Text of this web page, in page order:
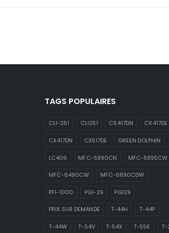
TAGS POPULAIRES
CLI-251 CLI251 CS417DN CX417DE
CX417DN CX517DE GREEN DOLPHIN
LC406 MFC-5890CN MFC-5895CW
MFC-6490CW MFC-6890CDW
PFI-1000 PGI-29 PGI29
PRIX SUR DEMANDE T-44H T-44P
T-44W T-54V T-54X T-55K T-